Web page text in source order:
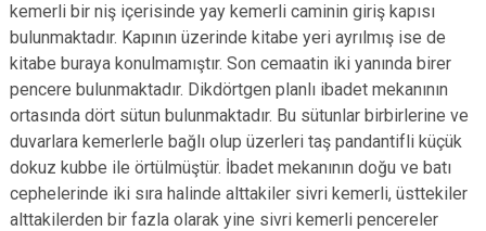
kemerli bir niş içerisinde yay kemerli caminin giriş kapısı
bulunmaktadır. Kapının üzerinde kitabe yeri ayrılmış ise de
kitabe buraya konulmamıştır. Son cemaatin iki yanında birer
pencere bulunmaktadır. Dikdörtgen planlı ibadet mekanının
ortasında dört sütun bulunmaktadır. Bu sütunlar birbirlerine ve
duvarlara kemerlerle bağlı olup üzerleri taş pandantifli küçük
dokuz kubbe ile örtülmüştür. İbadet mekanının doğu ve batı
cephelerinde iki sıra halinde alttakiler sivri kemerli, üsttekiler
alttakilerden bir fazla olarak yine sivri kemerli pencereler